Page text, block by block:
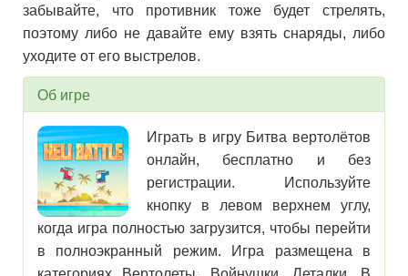
забывайте, что противник тоже будет стрелять,
поэтому либо не давайте ему взять снаряды, либо
уходите от его выстрелов.
Об игре
Играть в игру Битва вертолётов
онлайн, бесплатно и без
регистрации. Используйте
кнопку в левом верхнем углу,
когда игра полностью загрузится, чтобы перейти
в полноэкранный режим. Игра размещена в